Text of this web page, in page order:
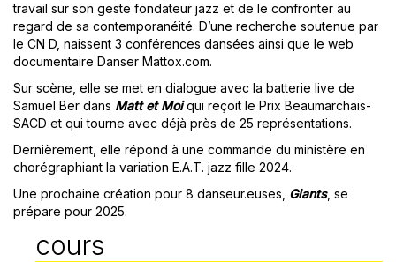
travail sur son geste fondateur jazz et de le confronter au
regard de sa contemporanéité. D’une recherche soutenue par
le CN D, naissent 3 conférences dansées ainsi que le web
documentaire Danser Mattox.com.
Sur scène, elle se met en dialogue avec la batterie live de
Samuel Ber dans Matt et Moiqui reçoit le Prix Beaumarchais-
SACD et qui tourne avec déjà près de 25 représentations.
Dernièrement, elle répond à une commande du ministère en
chorégraphiant la variation E.A.T. jazz fille 2024.
Une prochaine création pour 8 danseur.euses, Giants, se
prépare pour 2025.
cours